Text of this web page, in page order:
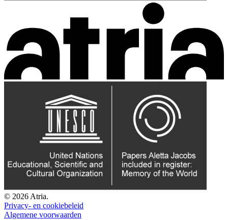
© 2026 Atria.
Privacy- en cookiebeleid
Algemene voorwaarden